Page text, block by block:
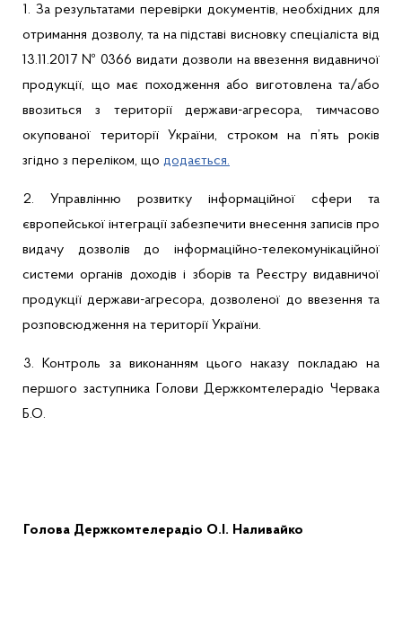
1. За результатами перевірки документів,необхідних для
отримання дозволу, та напідставі висновку спеціаліста від
13.11.2017 № 0366 видати дозволи наввезення видавничої
продукції, що має походження або виготовлената/або
ввозиться з території держави-агресора, тимчасово
окупованої
території України, строком на п’ять
років
згідно з переліком, що додається.
2. Управлінню розвитку інформаційної сфери та
європейської інтеграції забезпечити внесення записів про
видачу
дозволів доінформаційно-телекомунікаційної
системи органів доходів і зборів та Реєстру видавничої
продукції держави-агресора,дозволеної до ввезення та
розповсюдження на території України.
3. Контроль за виконанням цього наказу покладаю на
першого заступника Голови Держкомтелерадіо Червака
Б.О.
Голова Держкомтелерадіо О.І. Наливайко